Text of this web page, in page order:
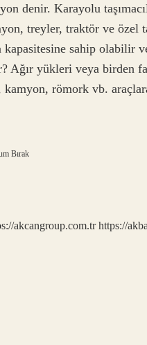
denir. Karayolu
treyler, traktör ve özel
kapasitesine sahip olabilir
Ağır yükleri veya birden
kamyon, römork vb.
Bırak
akcangroup.com.tr https://